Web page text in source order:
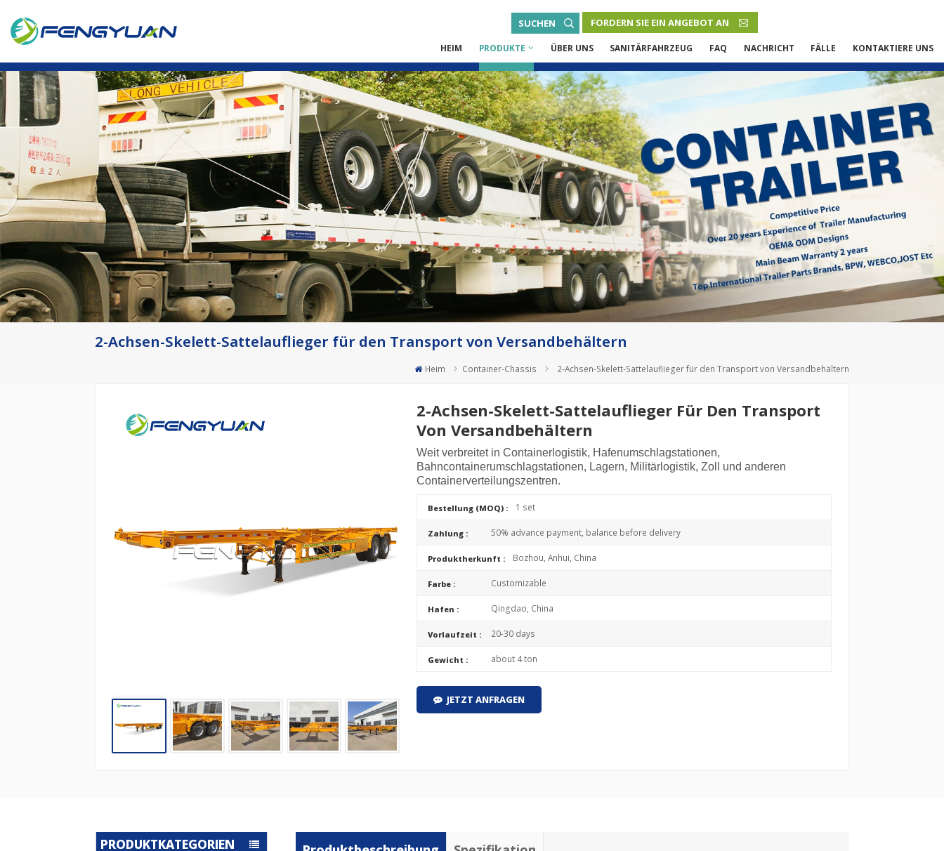
SUCHEN FORDERN SIE EIN ANGEBOT AN
Русский язык
Español
Português
Malay
ภาษา
Türkçe
HEIM PRODUKTE ÜBER UNS SANITÄRFAHRZEUG FAQ NACHRICHT FÄLLE KONTAKTIERE UNS
2-Achsen-Skelett-Sattelauflieger für den Transport von Versandbehältern
Heim Container-Chassis 2-Achsen-Skelett-Sattelauflieger für den Transport von Versandbehältern
2-Achsen-Skelett-Sattelauflieger Für Den Transport
Von Versandbehältern
Weit verbreitet in Containerlogistik, Hafenumschlagstationen,
Bahncontainerumschlagstationen, Lagern, Militärlogistik, Zoll und anderen
Containerverteilungszentren.
Bestellung (MOQ) : 1 set
Zahlung : 50% advance payment, balance before delivery
Produktherkunft : Bozhou, Anhui, China
Farbe : Customizable
Hafen : Qingdao, China
Vorlaufzeit : 20-30 days
Gewicht : about 4 ton
JETZT ANFRAGEN
PRODUKTKATEGORIEN